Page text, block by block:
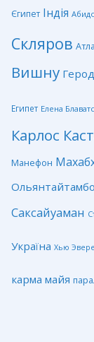
Єгипет Індія
Скляров
Вишну
Египет Елена
Карлос
Манефон
Ольянтайтамбо
Саксайуаман
Україна Хью
карма майя